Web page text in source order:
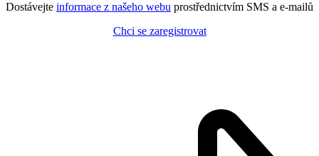
Dostávejte informace z našeho webu prostřednictvím SMS a e-mailů
Chci se zaregistrovat